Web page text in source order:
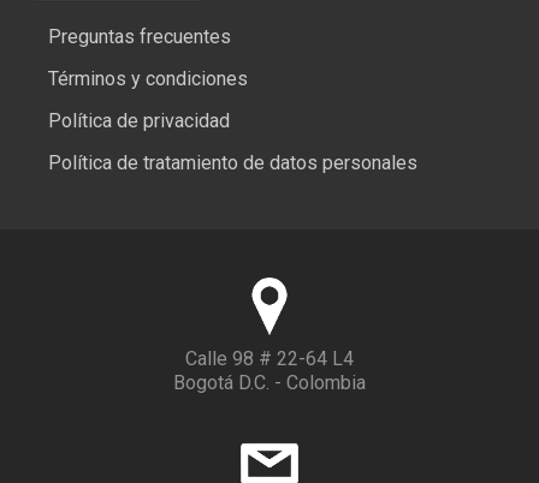
Preguntas frecuentes
Términos y condiciones
Política de privacidad
Política de tratamiento de datos personales
Calle 98 # 22-64 L4
Bogotá D.C. - Colombia